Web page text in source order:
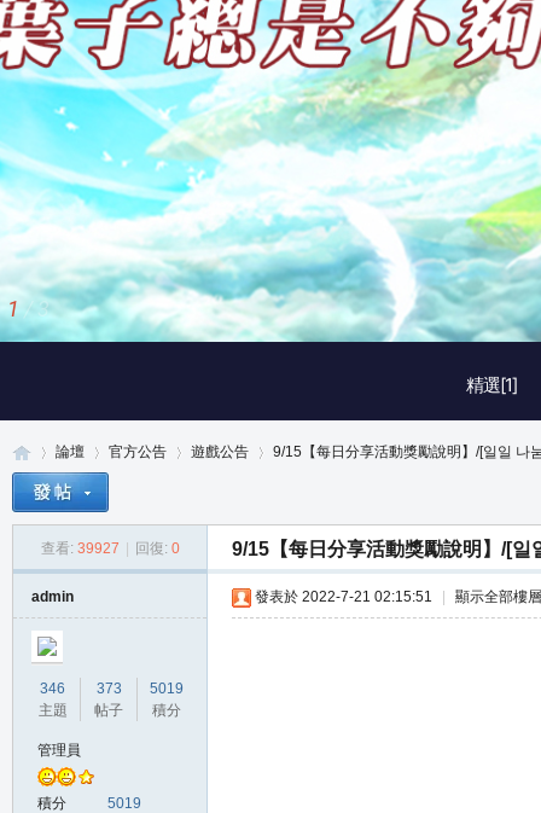
精選[1]
2 / 3
論壇
›
官方公告 遊戲公告
›
9/15【每日分享活動獎勵說明】/[일일 나
查看: 39927 回復: 0 9/15【每日分享活動獎勵說明】/[일
admin
346
主題
373
帖子
5019
積分
管理員
積分 5019
發表於 2022-7-21 02:15:51 顯示全部樓層